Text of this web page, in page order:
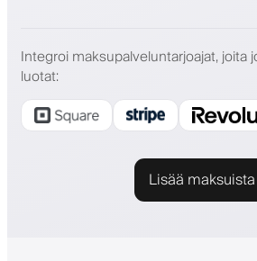
Integroi maksupalveluntarjoajat, joita
luotat:
Lisää maksuista